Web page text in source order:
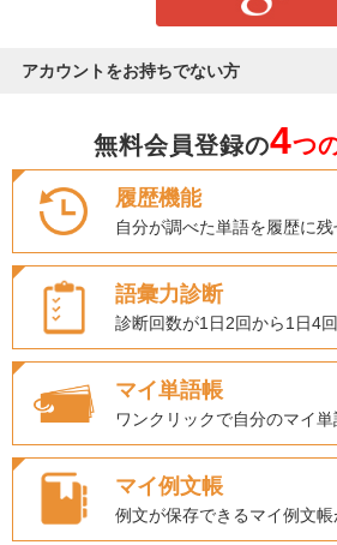
アカウントをお持ちでない方
無料会員登録の4つ
履歴機能
自分が調べた単語を履歴に残
語彙力診断
診断回数が1日2回から1日4
マイ単語帳
ワンクリックで自分のマイ
マイ例文帳
例文が保存できるマイ例文帳